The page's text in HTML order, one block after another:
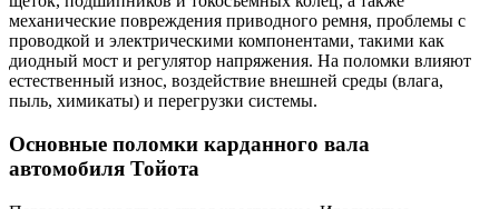
механические повреждения приводного ремня, проблемы с
проводкой и электрическими компонентами, такими как
диодный мост и регулятор напряжения. На поломки влияют
естественный износ, воздействие внешней среды (влага,
пыль, химикаты) и перегрузки системы.
Основные поломки карданного вала
автомобиля Тойота